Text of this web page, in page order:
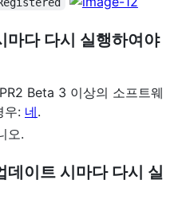
마다 다시 실행하여야
Beta 3 이상의 소프트웨
우: 네.
오.
데이트 시마다 다시 실